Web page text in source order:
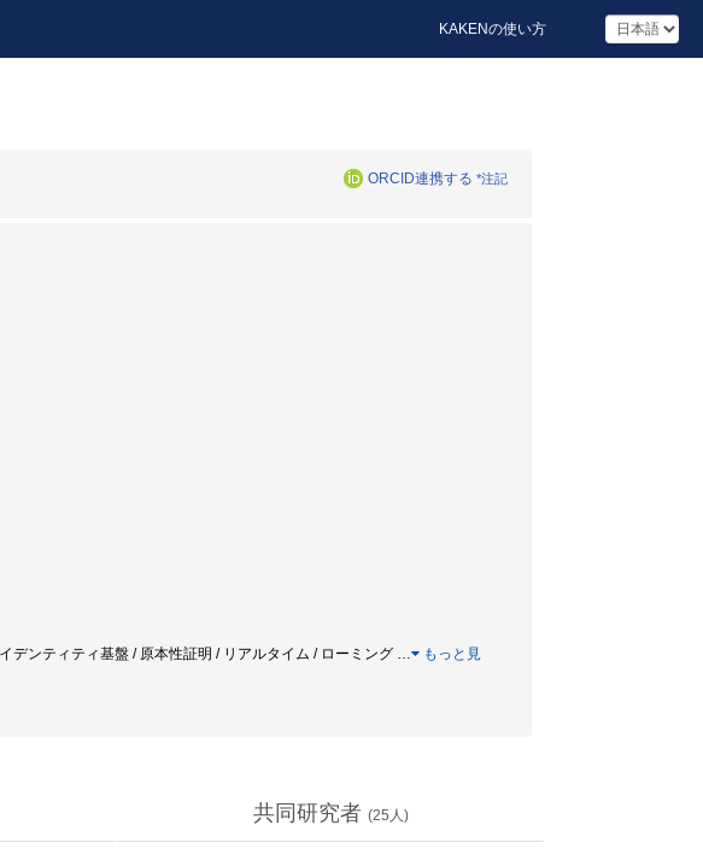
KAKENの使い方
ORCID連携する *注記
デンティティ基盤 / 原本性証明 / リアルタイム / ローミング …
もっと見
共同研究者 (25 人)